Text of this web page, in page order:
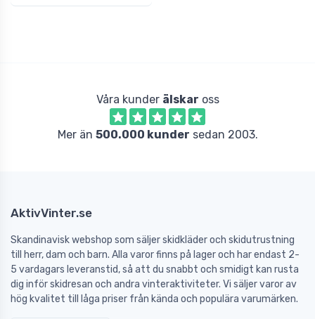
Våra kunder älskar oss
Mer än 500.000 kunder sedan 2003.
AktivVinter.se
Skandinavisk webshop som säljer skidkläder och skidutrustning
till herr, dam och barn. Alla varor finns på lager och har endast 2-
5 vardagars leveranstid, så att du snabbt och smidigt kan rusta
dig inför skidresan och andra vinteraktiviteter. Vi säljer varor av
hög kvalitet till låga priser från kända och populära varumärken.